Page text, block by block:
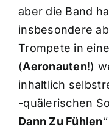
aber die Band
insbesondere
Trompete in
(Aeronauten!)
inhaltlich
-quälerischen
Dann Zu Fühlen